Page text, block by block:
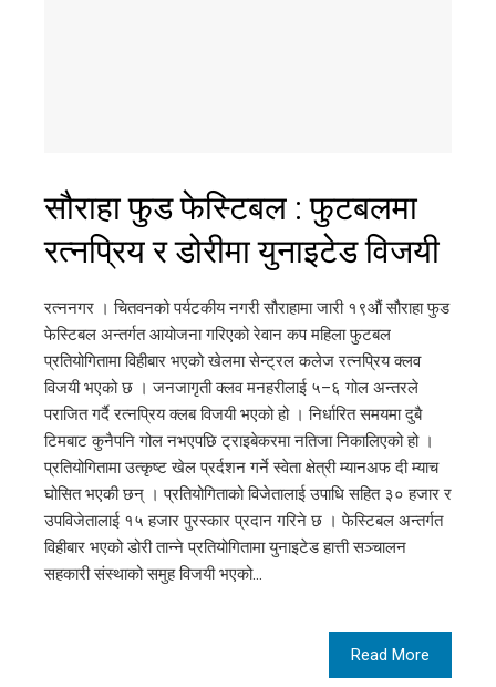
सौराहा फुड फेस्टिबल : फुटबलमा
रत्नप्रिय र डोरीमा युनाइटेड विजयी
रत्ननगर । चितवनको पर्यटकीय नगरी सौराहामा जारी १९औं सौराहा फुड
फेस्टिबल अन्तर्गत आयोजना गरिएको रेवान कप महिला फुटबल
प्रतियोगितामा विहीबार भएको खेलमा सेन्ट्रल कलेज रत्नप्रिय क्लव
विजयी भएको छ । जनजागृती क्लव मनहरीलाई ५–६ गोल अन्तरले
पराजित गर्दै रत्नप्रिय क्लब विजयी भएको हो । निर्धारित समयमा दुबै
टिमबाट कुनैपनि गोल नभएपछि ट्राइबेकरमा नतिजा निकालिएको हो ।
प्रतियोगितामा उत्कृष्ट खेल प्रर्दशन गर्ने स्वेता क्षेत्री म्यानअफ दी म्याच
घोसित भएकी छन् । प्रतियोगिताको विजेतालाई उपाधि सहित ३० हजार र
उपविजेतालाई १५ हजार पुरस्कार प्रदान गरिने छ । फेस्टिबल अन्तर्गत
विहीबार भएको डोरी तान्ने प्रतियोगितामा युनाइटेड हात्ती सञ्चालन
सहकारी संस्थाको समुह विजयी भएको…
Read More